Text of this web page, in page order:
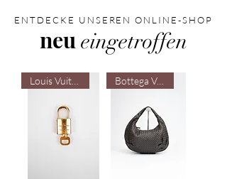
ENTDECKE UNSEREN ONLINE-SHOP
neueingetroffen
Bottega Veneta